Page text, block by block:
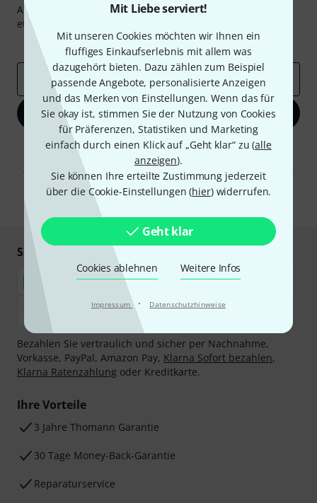
Mit Liebe serviert!
Mit unseren Cookies möchten wir Ihnen ein
fluffiges Einkaufserlebnis mit allem was
dazugehört bieten. Dazu zählen zum Beispiel
passende Angebote, personalisierte Anzeigen
und das Merken von Einstellungen. Wenn das für
Sie okay ist, stimmen Sie der Nutzung von Cookies
für Präferenzen, Statistiken und Marketing
einfach durch einen Klick auf „Geht klar“ zu (alle
anzeigen).
Sie können Ihre erteilte Zustimmung jederzeit
über die Cookie-Einstellungen (hier) widerrufen.
Geht klar
Cookies ablehnen Weitere Infos
Impressum · Datenschutzhinweise
Abonniere den Thomann Newsletter und gewinne mit
etwas Glück einen von
Inspirierende Beiträge
Deals Thomann Insights
E-Mail-Adresse *
Jetzt anmelden
Mit Klick auf „Jetzt anmelden“ stimmen Sie dem Erhalt von E-Mail-
Werbung und einer Messung des E-Mail-Nutzungsverhaltens zu. Die
Abmeldung ist jederzeit möglich. Weitere Informationen finden Sie in
unserenDatenschutzhinweisen.
Sicher einkaufen & bezahlen
Bezahlen Sie vertraulich und sicher per Nachnahme,
Vorkasse, PayPal, Amazon Pay, Klarna Sofort bezahlen,
Klarna Ratenzahlung oder Kreditkarte.
Ihre Vorteile
3 Jahre Thomann Garantie
30 Tage Money-Back-Garantie
Reparaturservice